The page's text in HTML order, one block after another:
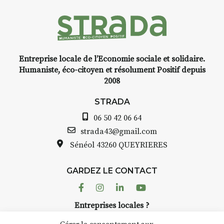
d’Auzon, cette expo-
installation temporaire vous
livre une raison de plus d’aller
faire un tour dans la cité
médiévale du Brivadois cet été.
INTERVIEW
STRADA Bernard Turle, vous
Auzon…
Bernard TURLE Le Fumoir n’est
pas une galerie permanente.
Chaque année, le 1er dimanche
Entreprise locale de l’Economie sociale et solidaire.
Humaniste, éco-citoyen et résolument Positif depuis
2008
STRADA
06 50 42 06 64
strada43@gmail.com
Sénéol 43260 QUEYRIERES
GARDEZ LE CONTACT
FacebookInstagram
LinkedinYoutube
Entreprises locales ?